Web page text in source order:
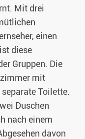
Mit drei
einen
diese
Gruppen. Die
mit
Toilette.
Duschen
nach einem
davon